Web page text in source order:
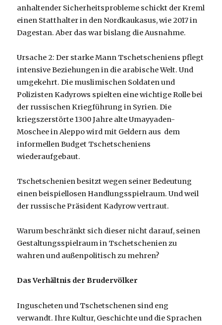
anhaltender Sicherheitsprobleme schickt der Kreml
einen Statthalter in den Nordkaukasus, wie 2017 in
Dagestan. Aber das war bislang die Ausnahme.
Ursache 2: Der starke Mann Tschetscheniens pflegt
intensive Beziehungen in die arabische Welt. Und
umgekehrt. Die muslimischen Soldaten und
Polizisten Kadyrows spielten eine wichtige Rolle bei
der russischen Kriegführung in Syrien. Die
kriegszerstörte 1300 Jahre alte Umayyaden-
Moschee in Aleppo wird mit Geldern aus dem
informellen Budget Tschetscheniens
wiederaufgebaut.
Tschetschenien besitzt wegen seiner Bedeutung
einen beispiellosen Handlungsspielraum. Und weil
der russische Präsident Kadyrow vertraut.
Warum beschränkt sich dieser nicht darauf, seinen
Gestaltungsspielraum in Tschetschenien zu
wahren und außenpolitisch zu mehren?
Das Verhältnis der Brudervölker
Inguscheten und Tschetschenen sind eng
verwandt. Ihre Kultur, Geschichte und die Sprachen